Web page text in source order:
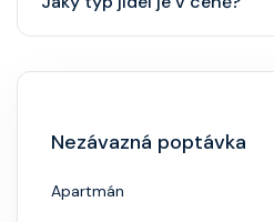
někdy "Evening Chic" –
smoking.
Nezávazná poptávka
Apartmán